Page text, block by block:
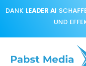
DANK LEADER AI
UND